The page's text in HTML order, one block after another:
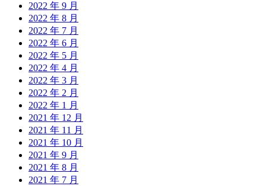
2022 年 9 月
2022 年 8 月
2022 年 7 月
2022 年 6 月
2022 年 5 月
2022 年 4 月
2022 年 3 月
2022 年 2 月
2022 年 1 月
2021 年 12 月
2021 年 11 月
2021 年 10 月
2021 年 9 月
2021 年 8 月
2021 年 7 月